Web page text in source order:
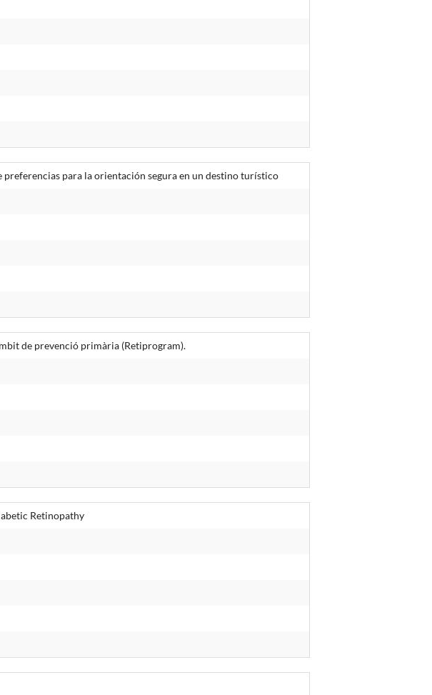
para la orientación segura en un destino turístico
de prevenció primària (Retiprogram).
Retinopathy